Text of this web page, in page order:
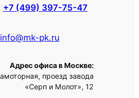
+7 (499) 397-75-47
pk.ru
Адрес офиса в Москве:
проезд завода
«Серп и Молот», 12